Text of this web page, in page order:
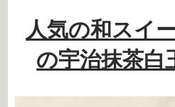
人気の和スイ
の宇治抹茶白